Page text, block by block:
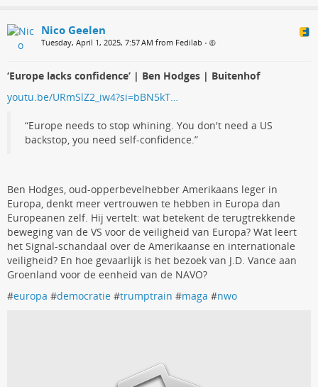
Nico Geelen
Tuesday, April 1, 2025, 7:57 AM from Fedilab •
‘Europe lacks confidence’ | Ben Hodges | Buitenhof
youtu.be/URmSlZ2_iw4?si=bBN5kT…
“Europe needs to stop whining. You don't need a US
backstop, you need self-confidence.”
Ben Hodges, oud-opperbevelhebber Amerikaans leger in
Europa, denkt meer vertrouwen te hebben in Europa dan
Europeanen zelf. Hij vertelt: wat betekent de terugtrekkende
beweging van de VS voor de veiligheid van Europa? Wat leert
het Signal-schandaal over de Amerikaanse en internationale
veiligheid? En hoe gevaarlijk is het bezoek van J.D. Vance aan
Groenland voor de eenheid van de NAVO?
#europa #democratie #trumptrain #maga #nwo